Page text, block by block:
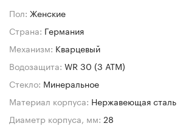
Пол: Женские
Страна: Германия
Механизм: Кварцевый
Водозащита: WR 30 (3 АТМ)
Стекло: Минеральное
Материал корпуса: Нержавеющая сталь
Диаметр корпуса, мм: 28